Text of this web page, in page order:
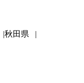
秋田県